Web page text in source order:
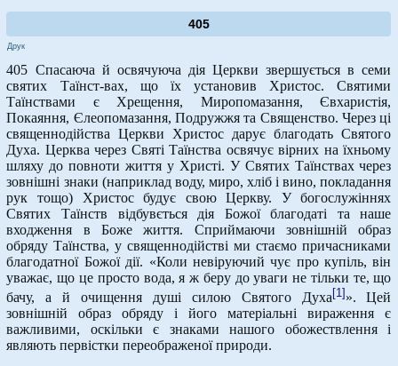
405
Друк
405 Спасаюча й освячуюча дія Церкви звершується в семи
святих Таїнст-вах, що їх установив Христос. Святими
Таїнствами є Хрещення, Миропомазання, Євхаристія,
Покаяння, Єлеопомазання, Подружжя та Священство. Через ці
священнодійства Церкви Христос дарує благодать Святого
Духа. Церква через Святі Таїнства освячує вірних на їхньому
шляху до повноти життя у Христі. У Святих Таїнствах через
зовнішні знаки (наприклад воду, миро, хліб і вино, покладання
рук тощо) Христос будує свою Церкву. У богослужіннях
Святих Таїнств відбувється дія Божої благодаті та наше
входження в Боже життя. Сприймаючи зовнішній образ
обряду Таїнства, у священнодійстві ми стаємо причасниками
благодатної Божої дії. «Коли невіруючий чує про купіль, він
уважає, що це просто вода, я ж беру до уваги не тільки те, що
бачу, а й очищення душі силою Святого Духа [1] ». Цей
зовнішній образ обряду і його матеріальні вираження є
важливими, оскільки є знаками нашого обожествлення і
являють первістки переображеної природи.